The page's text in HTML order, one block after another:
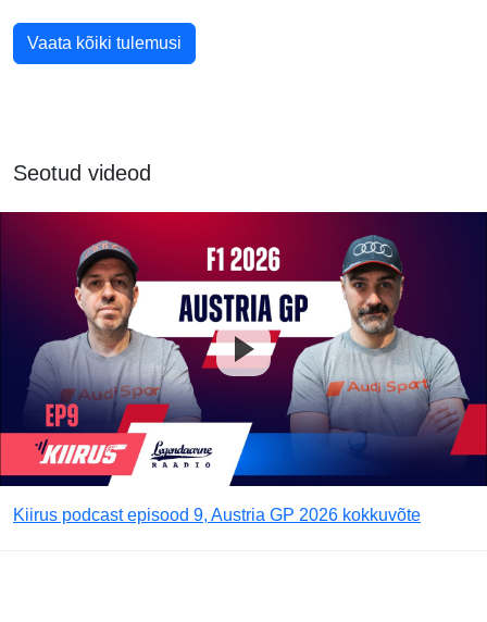
Vaata kõiki tulemusi
Seotud videod
Kiirus podcast episood 9, Austria GP 2026 kokkuvõte